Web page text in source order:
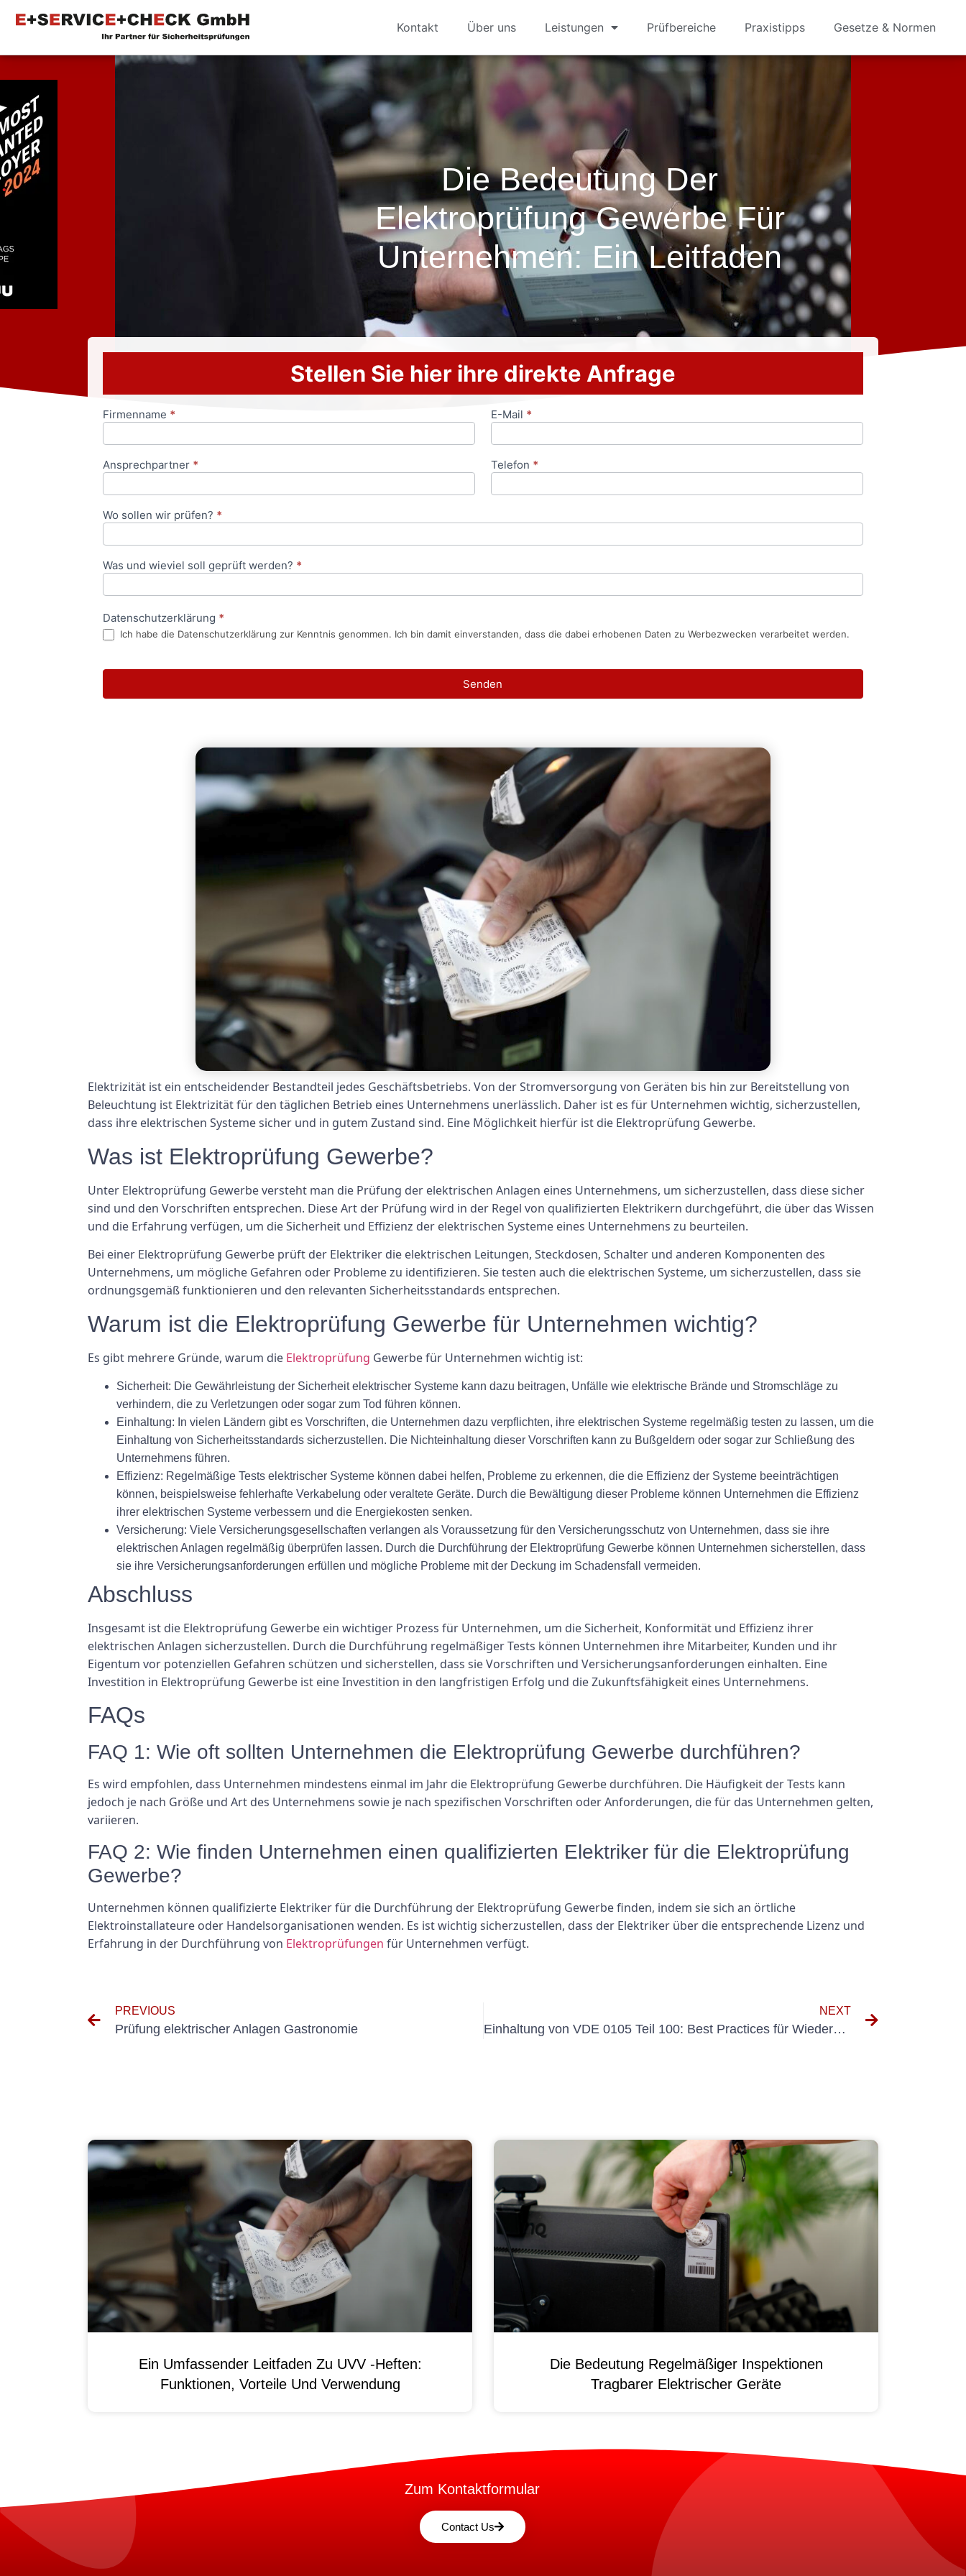
Kontakt Über uns Leistungen Prüfbereiche Praxistipps Gesetze & Normen
Die Bedeutung Der
Elektroprüfung Gewerbe Für
Unternehmen: Ein Leitfaden
Stellen Sie hier ihre direkte Anfrage
Anfrageformular
Firmenname * E-Mail *
Ansprechpartner * Telefon *
Wo sollen wir prüfen? *
Was und wieviel soll geprüft werden? *
Datenschutzerklärung *
Ich habe die Datenschutzerklärung zur Kenntnis genommen. Ich bin damit einverstanden, dass die dabei erhobenen Daten zu Werbezwecken verarbeitet werden.
Senden
Elektrizität ist ein entscheidender Bestandteil jedes Geschäftsbetriebs. Von der Stromversorgung von Geräten bis hin zur Bereitstellung von
Beleuchtung ist Elektrizität für den täglichen Betrieb eines Unternehmens unerlässlich. Daher ist es für Unternehmen wichtig, sicherzustellen,
dass ihre elektrischen Systeme sicher und in gutem Zustand sind. Eine Möglichkeit hierfür ist die Elektroprüfung Gewerbe.
Was ist Elektroprüfung Gewerbe?
Unter Elektroprüfung Gewerbe versteht man die Prüfung der elektrischen Anlagen eines Unternehmens, um sicherzustellen, dass diese sicher
sind und den Vorschriften entsprechen. Diese Art der Prüfung wird in der Regel von qualifizierten Elektrikern durchgeführt, die über das Wissen
und die Erfahrung verfügen, um die Sicherheit und Effizienz der elektrischen Systeme eines Unternehmens zu beurteilen.
Bei einer Elektroprüfung Gewerbe prüft der Elektriker die elektrischen Leitungen, Steckdosen, Schalter und anderen Komponenten des
Unternehmens, um mögliche Gefahren oder Probleme zu identifizieren. Sie testen auch die elektrischen Systeme, um sicherzustellen, dass sie
ordnungsgemäß funktionieren und den relevanten Sicherheitsstandards entsprechen.
Warum ist die Elektroprüfung Gewerbe für Unternehmen wichtig?
Es gibt mehrere Gründe, warum die Elektroprüfung Gewerbe für Unternehmen wichtig ist:
Sicherheit: Die Gewährleistung der Sicherheit elektrischer Systeme kann dazu beitragen, Unfälle wie elektrische Brände und Stromschläge zu
verhindern, die zu Verletzungen oder sogar zum Tod führen können.
Einhaltung: In vielen Ländern gibt es Vorschriften, die Unternehmen dazu verpflichten, ihre elektrischen Systeme regelmäßig testen zu lassen, um die
Einhaltung von Sicherheitsstandards sicherzustellen. Die Nichteinhaltung dieser Vorschriften kann zu Bußgeldern oder sogar zur Schließung des
Unternehmens führen.
Effizienz: Regelmäßige Tests elektrischer Systeme können dabei helfen, Probleme zu erkennen, die die Effizienz der Systeme beeinträchtigen
können, beispielsweise fehlerhafte Verkabelung oder veraltete Geräte. Durch die Bewältigung dieser Probleme können Unternehmen die Effizienz
ihrer elektrischen Systeme verbessern und die Energiekosten senken.
Versicherung: Viele Versicherungsgesellschaften verlangen als Voraussetzung für den Versicherungsschutz von Unternehmen, dass sie ihre
elektrischen Anlagen regelmäßig überprüfen lassen. Durch die Durchführung der Elektroprüfung Gewerbe können Unternehmen sicherstellen, dass
sie ihre Versicherungsanforderungen erfüllen und mögliche Probleme mit der Deckung im Schadensfall vermeiden.
Abschluss
Insgesamt ist die Elektroprüfung Gewerbe ein wichtiger Prozess für Unternehmen, um die Sicherheit, Konformität und Effizienz ihrer
elektrischen Anlagen sicherzustellen. Durch die Durchführung regelmäßiger Tests können Unternehmen ihre Mitarbeiter, Kunden und ihr
Eigentum vor potenziellen Gefahren schützen und sicherstellen, dass sie Vorschriften und Versicherungsanforderungen einhalten. Eine
Investition in Elektroprüfung Gewerbe ist eine Investition in den langfristigen Erfolg und die Zukunftsfähigkeit eines Unternehmens.
FAQs
FAQ 1: Wie oft sollten Unternehmen die Elektroprüfung Gewerbe durchführen?
Es wird empfohlen, dass Unternehmen mindestens einmal im Jahr die Elektroprüfung Gewerbe durchführen. Die Häufigkeit der Tests kann
jedoch je nach Größe und Art des Unternehmens sowie je nach spezifischen Vorschriften oder Anforderungen, die für das Unternehmen gelten,
variieren.
FAQ 2: Wie finden Unternehmen einen qualifizierten Elektriker für die Elektroprüfung
Gewerbe?
Unternehmen können qualifizierte Elektriker für die Durchführung der Elektroprüfung Gewerbe finden, indem sie sich an örtliche
Elektroinstallateure oder Handelsorganisationen wenden. Es ist wichtig sicherzustellen, dass der Elektriker über die entsprechende Lizenz und
Erfahrung in der Durchführung von Elektroprüfungen für Unternehmen verfügt.
PREVIOUS
Prüfung elektrischer Anlagen Gastronomie
NEXT
Einhaltung von VDE 0105 Teil 100: Best Practices für Wiederholungsprüfungen
Ein Umfassender Leitfaden Zu UVV -Heften:
Funktionen, Vorteile Und Verwendung
Die Bedeutung Regelmäßiger Inspektionen
Tragbarer Elektrischer Geräte
Zum Kontaktformular
Contact Us